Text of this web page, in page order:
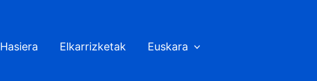
Hasiera Elkarrizketak Euskara